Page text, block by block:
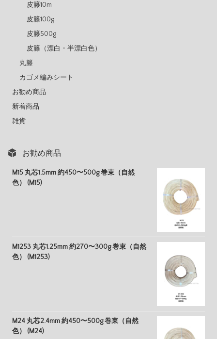
皮籐10m
皮籐100g
皮籐500g
皮籐（漂白・半漂白色）
丸籐
カゴメ編みシート
お勧め商品
新着商品
雑貨
お勧め商品
M15 丸芯1.5mm 約450〜500g 巻束（自然
色） (M15)
M1253 丸芯1.25mm 約270〜300g 巻束（自然
色） (M1253)
M24 丸芯2.4mm 約450〜500g 巻束（自然
色） (M24)